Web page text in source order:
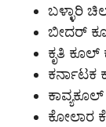
ಬಳ್ಳಾರಿ
ಬೀದರ್
ಕೃತಿ ಕೂಲ್
ಕರ್ನಾಟಕ
ಕೋಲಾರ